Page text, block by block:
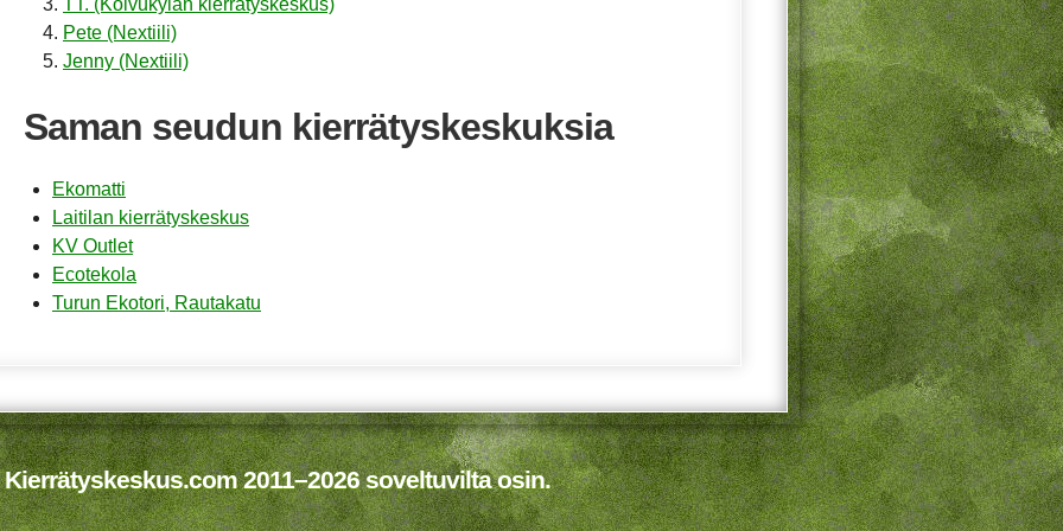
Pete (Nextiili)
Jenny (Nextiili)
Saman seudun kierrätyskeskuksia
Ekomatti
Laitilan kierrätyskeskus
KV Outlet
Ecotekola
Turun Ekotori, Rautakatu
2011–2026 soveltuvilta osin.